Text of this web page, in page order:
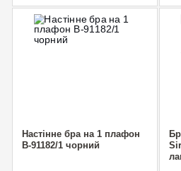
Настінне бра на 1 плафон
B-91182/1 чорний